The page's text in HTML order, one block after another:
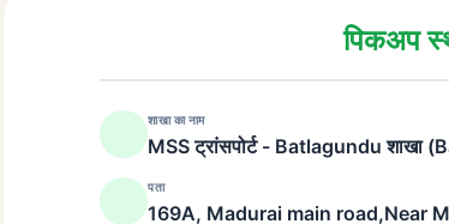
पिकअप
शाखा का नाम
MSS ट्रांसपोर्ट - Batlagundu शाखा
पता
169A, Madurai main road,Near